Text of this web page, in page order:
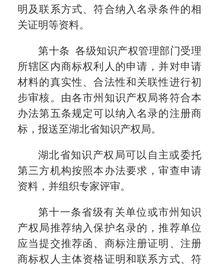
明及联系方式、符合纳入名录条件的相
关证明等资料。
第十条 各级知识产权管理部门受理
所辖区内商标权利人的申请，并对申请
材料的真实性、合法性和关联性进行初
步审核。由各市州知识产权局将符合本
办法第五条规定可以纳入名录的注册商
标，报送至湖北省知识产权局。
湖北省知识产权局可以自主或委托
第三方机构按照本办法要求，审查申请
资料，并组织专家评审。
第十一条省级有关单位或市州知识
产权局推荐纳入保护名录的，推荐单位
应当提交推荐函、商标注册证明、注册
商标权人主体资格证明和联系方式、符